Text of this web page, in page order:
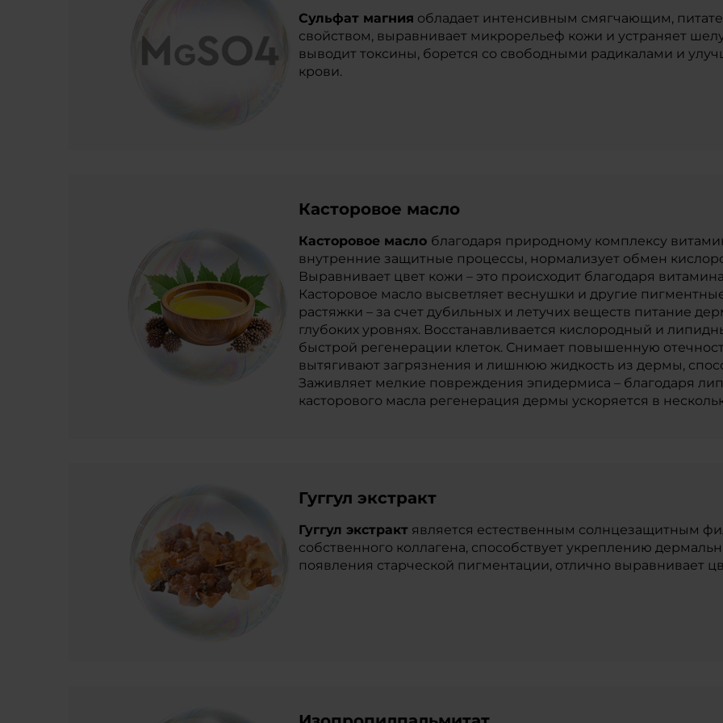
Сульфат магния обладает интенсивным смягчающим,
свойством, выравнивает микрорельеф кожи и устраняет
выводит токсины, борется со свободными радикалами и
крови.
Касторовое масло
Касторовое масло благодаря природному комплексу
внутренние защитные процессы, нормализует обмен
Выравнивает цвет кожи – это происходит благодаря
Касторовое масло высветляет веснушки и другие
растяжки – за счет дубильных и летучих веществ питание
глубоких уровнях. Восстанавливается кислородный и
быстрой регенерации клеток. Снимает повышенную
вытягивают загрязнения и лишнюю жидкость из дермы,
Заживляет мелкие повреждения эпидермиса – благодаря
касторового масла регенерация дермы ускоряется в
Гуггул экстракт
Гуггул экстрактявляется естественным солнцезащитным
собственного коллагена, способствует укреплению
появления старческой пигментации, отлично выравнивает